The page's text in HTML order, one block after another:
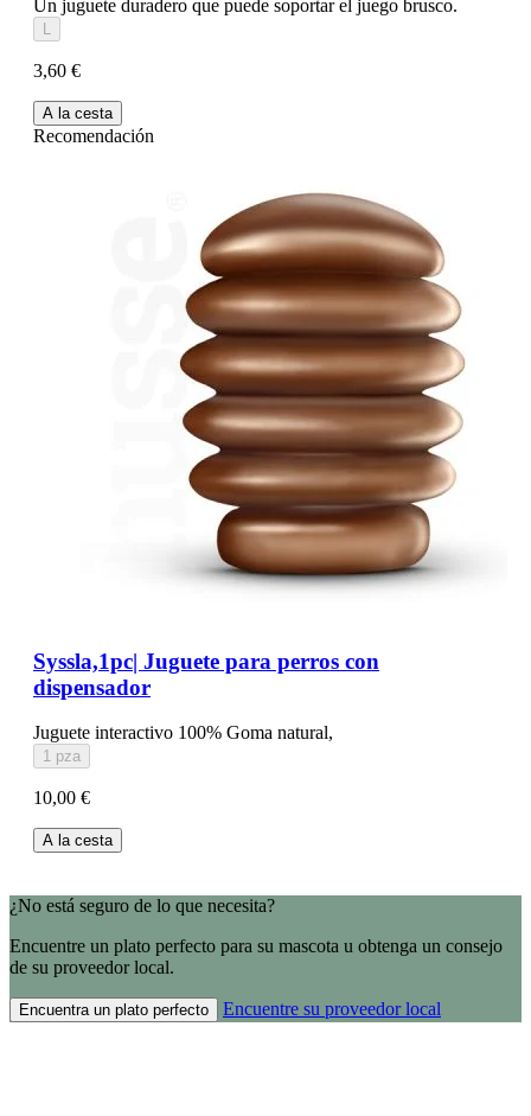
Un juguete duradero que puede soportar el juego brusco.
3,60 €
A la cesta
Recomendación
Syssla,1pc| Juguete para perros con
dispensador
Juguete interactivo 100% Goma natural,
1 pza
10,00 €
A la cesta
¿No está seguro de lo que necesita?
Encuentre un plato perfecto para su mascota u obtenga un consejo
de su proveedor local.
Encuentra un plato perfecto Encuentre su proveedor local